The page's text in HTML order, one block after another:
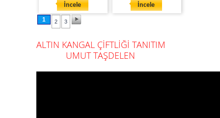
İncele
İncele
1 2 3
ALTIN KANGAL ÇİFTLİĞİ TANITIM
UMUT TAŞDELEN